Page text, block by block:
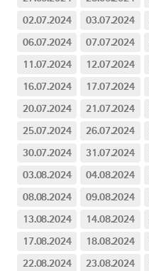
02.07.2024
03.07.2024
06.07.2024
07.07.2024
11.07.2024
12.07.2024
16.07.2024
17.07.2024
20.07.2024
21.07.2024
25.07.2024
26.07.2024
30.07.2024
31.07.2024
03.08.2024
04.08.2024
08.08.2024
09.08.2024
13.08.2024
14.08.2024
17.08.2024
18.08.2024
22.08.2024
23.08.2024